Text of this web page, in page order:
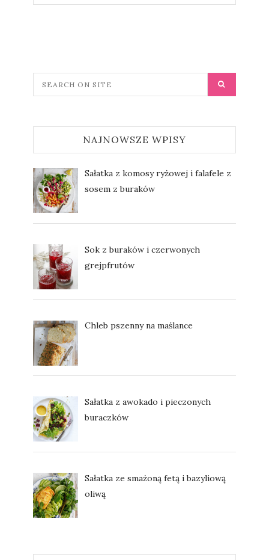
NAJNOWSZE WPISY
Sałatka z komosy ryżowej i falafele z
sosem z buraków
Sok z buraków i czerwonych
grejpfrutów
Chleb pszenny na maślance
Sałatka z awokado i pieczonych
buraczków
Sałatka ze smażoną fetą i bazyliową
oliwą